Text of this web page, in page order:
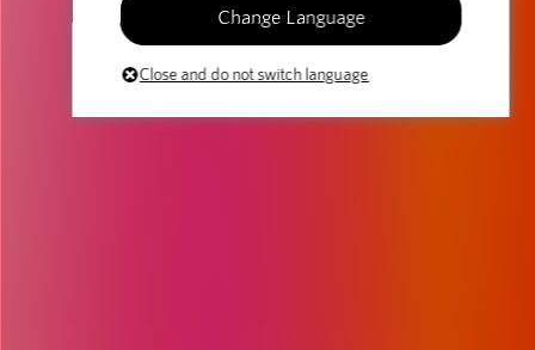
Change Language
Close and do not switch language